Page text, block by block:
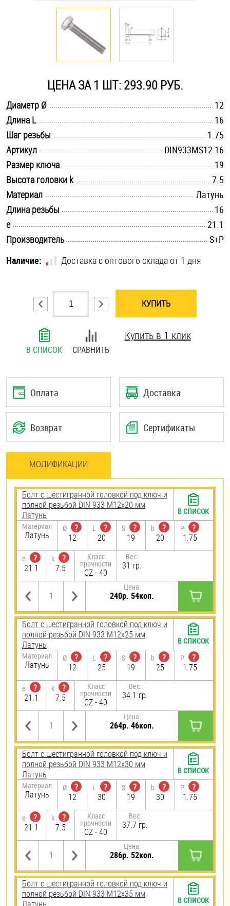
Оснастка и аксессуары для яхт
Саморезы и шурупы
Стопорные кольца
Такелаж
Хомуты
Шайбы
Шпильки
Шплинты
Штифты и пальцы
ЦЕНА ЗА 1 ШТ: 293.90 РУБ.
Диаметр Ø
12
Длина L
16
Шаг резьбы
1.75
Артикул
DIN933MS12 16
Размер ключа
19
Высота головки k
7.5
Материал
Латунь
Длина резьбы
16
e
21.1
Производитель
S+P
Наличие:
Доставка с оптового склада от 1 дня
КУПИТЬ
В СПИСОК СРАВНИТЬ
Купить в 1 клик
Оплата Доставка
Возврат Сертификаты
МОДИФИКАЦИИ
Болт с шестигранной головкой под ключ и
полной резьбой DIN 933 М12х20 мм
Латунь
Материал
Латунь
Ø
?
12
L
?
20
S
?
19
b
?
20
P
?
1.75
e
?
21.1
k
?
7.5
Класс
прочности
CZ - 40
Вес:
31 гр.
Цена:
240р. 54коп.
В СПИСОК
Болт с шестигранной головкой под ключ и
полной резьбой DIN 933 М12х25 мм
Латунь
Материал
Латунь
Ø
?
12
L
?
25
S
?
19
b
?
25
P
?
1.75
e
?
21.1
k
?
7.5
Класс
прочности
CZ - 40
Вес:
34.1 гр.
Цена:
264р. 46коп.
В СПИСОК
Болт с шестигранной головкой под ключ и
полной резьбой DIN 933 М12х30 мм
Латунь
Материал
Латунь
Ø
?
12
L
?
30
S
?
19
b
?
30
P
?
1.75
e
?
21.1
k
?
7.5
Класс
прочности
CZ - 40
Вес:
37.7 гр.
Цена:
286р. 52коп.
В СПИСОК
Болт с шестигранной головкой под ключ и
полной резьбой DIN 933 М12х35 мм
В СПИСОК